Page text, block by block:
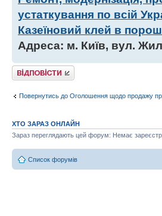
устаткування по всій
Казеїновий клей в
Адреса: м. Київ, вул.
Відповісти
Повернутись до Оголошення щодо продажу
ХТО ЗАРАЗ ОНЛАЙН
Зараз переглядають цей форум: Немає
Список форумів